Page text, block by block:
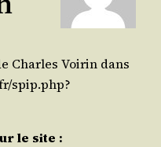
Charles Voirin dans
spip.php?
le site :